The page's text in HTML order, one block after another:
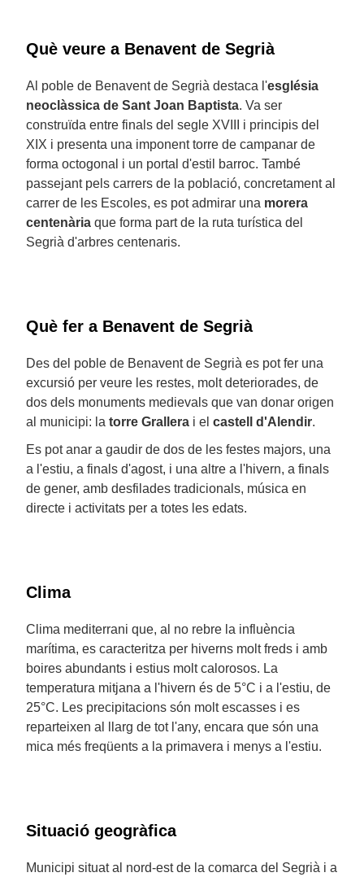
Què veure a Benavent de Segrià
Al poble de Benavent de Segrià destaca l'església
neoclàssica de Sant Joan Baptista. Va ser
construïda entre finals del segle XVIII i principis del
XIX i presenta una imponent torre de campanar de
forma octogonal i un portal d'estil barroc. També
passejant pels carrers de la població, concretament al
carrer de les Escoles, es pot admirar una morera
centenària que forma part de la ruta turística del
Segrià d'arbres centenaris.
Què fer a Benavent de Segrià
Des del poble de Benavent de Segrià es pot fer una
excursió per veure les restes, molt deteriorades, de
dos dels monuments medievals que van donar origen
al municipi: la torre Grallera i el castell d'Alendir.
Es pot anar a gaudir de dos de les festes majors, una
a l'estiu, a finals d'agost, i una altre a l'hivern, a finals
de gener, amb desfilades tradicionals, música en
directe i activitats per a totes les edats.
Clima
Clima mediterrani que, al no rebre la influència
marítima, es caracteritza per hiverns molt freds i amb
boires abundants i estius molt calorosos. La
temperatura mitjana a l'hivern és de 5°C i a l'estiu, de
25°C. Les precipitacions són molt escasses i es
reparteixen al llarg de tot l'any, encara que són una
mica més freqüents a la primavera i menys a l'estiu.
Situació geogràfica
Municipi situat al nord-est de la comarca del Segrià i a